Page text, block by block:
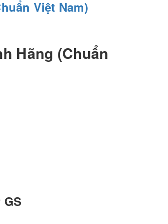
Việt Nam)
Hãng (Chuẩn